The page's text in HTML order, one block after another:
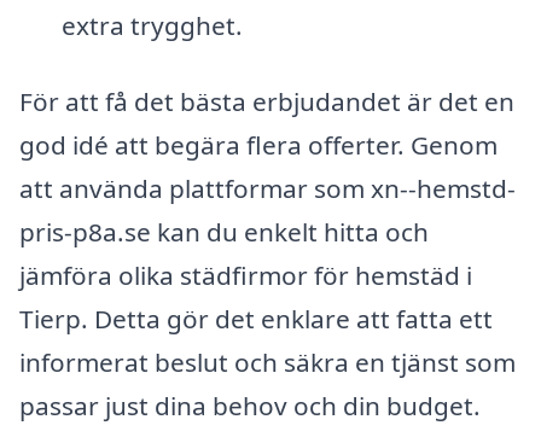
extra trygghet.
För att få det bästa erbjudandet är det en
god idé att begära flera offerter. Genom
att använda plattformar som xn--hemstd-
pris-p8a.se kan du enkelt hitta och
jämföra olika städfirmor för hemstäd i
Tierp. Detta gör det enklare att fatta ett
informerat beslut och säkra en tjänst som
passar just dina behov och din budget.